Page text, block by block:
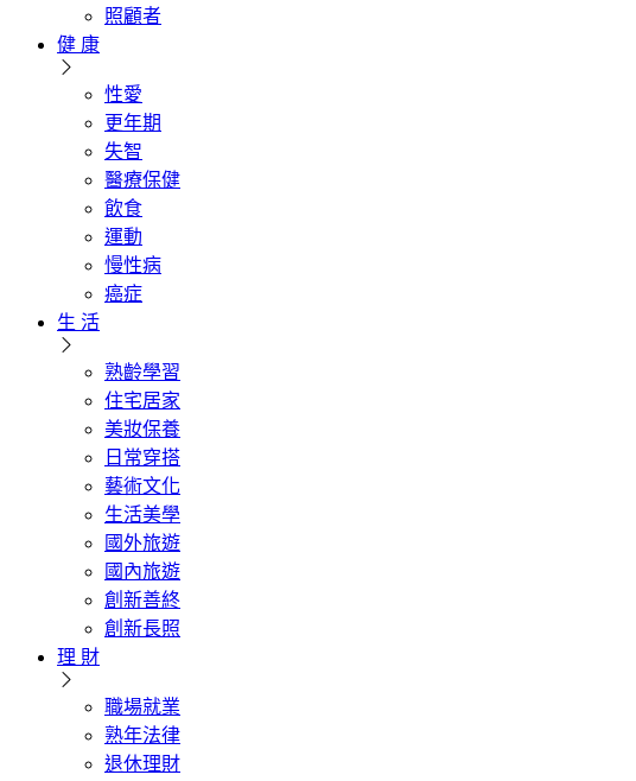
照顧者
健 康
性愛
更年期
失智
醫療保健
飲食
運動
慢性病
癌症
生 活
熟齡學習
住宅居家
美妝保養
日常穿搭
藝術文化
生活美學
國外旅遊
國內旅遊
創新善終
創新長照
理 財
職場就業
熟年法律
退休理財